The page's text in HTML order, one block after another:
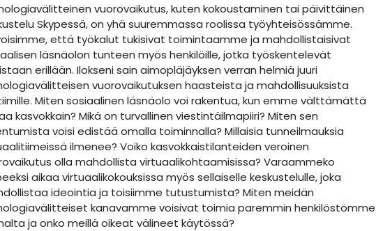
vuorovaikutus, kuten kokoustaminen tai päivittäinen
Skypessä, on yhä suuremmassa roolissa työyhteisössämme.
että työkalut tukisivat toimintaamme ja mahdollistaisivat
läsnäolon tunteen myös henkilöille, jotka työskentelevät
erillään. Ilokseni sain aimopläjäyksen verran helmiä juuri
vuorovaikutuksen haasteista ja mahdollisuuksista
Miten sosiaalinen läsnäolo voi rakentua, kun emme välttämättä
kasvokkain? Mikä on turvallinen viestintäilmapiiri? Miten sen
voisi edistää omalla toiminnalla? Millaisia tunneilmauksia
ilmenee? Voiko kasvokkaistilanteiden veroinen
olla mahdollista virtuaalikohtaamisissa? Varaammeko
aikaa virtuaalikokouksissa myös sellaiselle keskustelulle, joka
ideointia ja toisiimme tutustumista? Miten meidän
kanavamme voisivat toimia paremmin henkilöstömme
ja onko meillä oikeat välineet käytössä?